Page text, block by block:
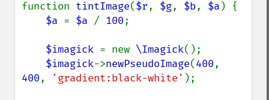
function tintImage($r, $g, $b, $a ) {
$a = $a / 100;
$imagick = new \Imagick();
$imagick->newPseudoImage(400
400, 'gradient:black-white' );
getQuantumRange
getRegistry
getResource
getResourceLimit
getSamplingFactors